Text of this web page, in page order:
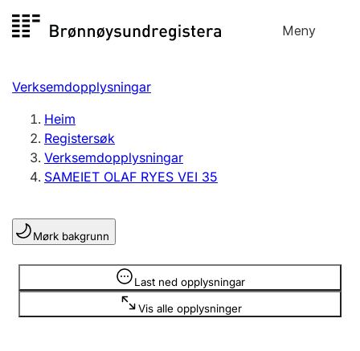
til
Meny
Registersøk
Aksjeselskap
Enkeltpersonføretak
Registrere, endre, slette
Lag og foreining
Registrere, endre, slette
Verksemdopplysningar
Heim
Registersøk
Verksemdopplysningar
SAMEIET OLAF RYES VEI 35
Mørk bakgrunn
Last ned opplysningar
Vis alle opplysninger
Opplysninger er skjult